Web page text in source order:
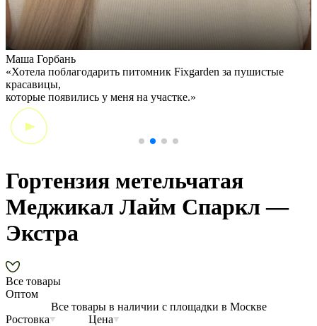
Маша Горбань
«Хотела поблагодарить питомник Fixgarden за пушистые
красавицы,
которые появились у меня на участке.»
Гортензия метельчатая
Меджикал Лайм Спаркл —
Экстра
Все товары
Оптом
Все товары в наличии с площадки в Москве
Ростовка
Цена